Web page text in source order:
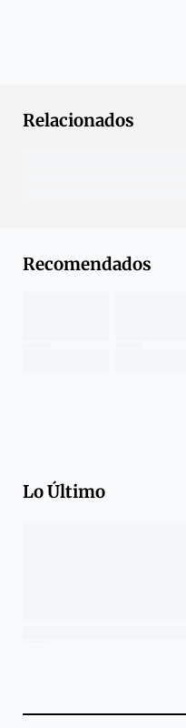
Relacionados
Recomendados
Lo Último